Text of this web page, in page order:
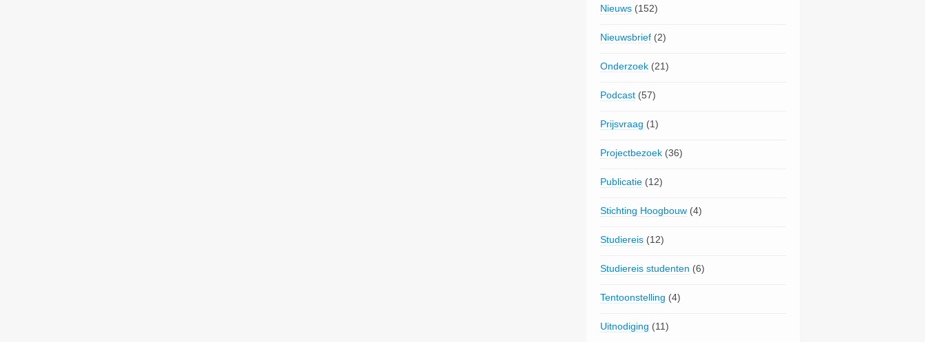
Nieuws (152)
Nieuwsbrief (2)
Onderzoek (21)
Podcast (57)
Prijsvraag (1)
Projectbezoek (36)
Publicatie (12)
Stichting Hoogbouw (4)
Studiereis (12)
Studiereis studenten (6)
Tentoonstelling (4)
Uitnodiging (11)